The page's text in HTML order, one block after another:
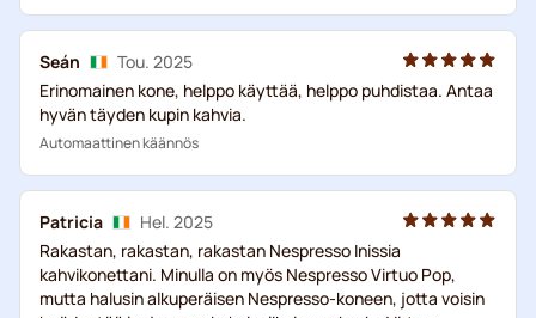
Seán
Tou. 2025
Erinomainen kone, helppo käyttää, helppo puhdistaa. Antaa
hyvän täyden kupin kahvia.
Automaattinen käännös
Patricia
Hel. 2025
Rakastan, rakastan, rakastan Nespresso Inissia
kahvikonettani. Minulla on myös Nespresso Virtuo Pop,
mutta halusin alkuperäisen Nespresso-koneen, jotta voisin